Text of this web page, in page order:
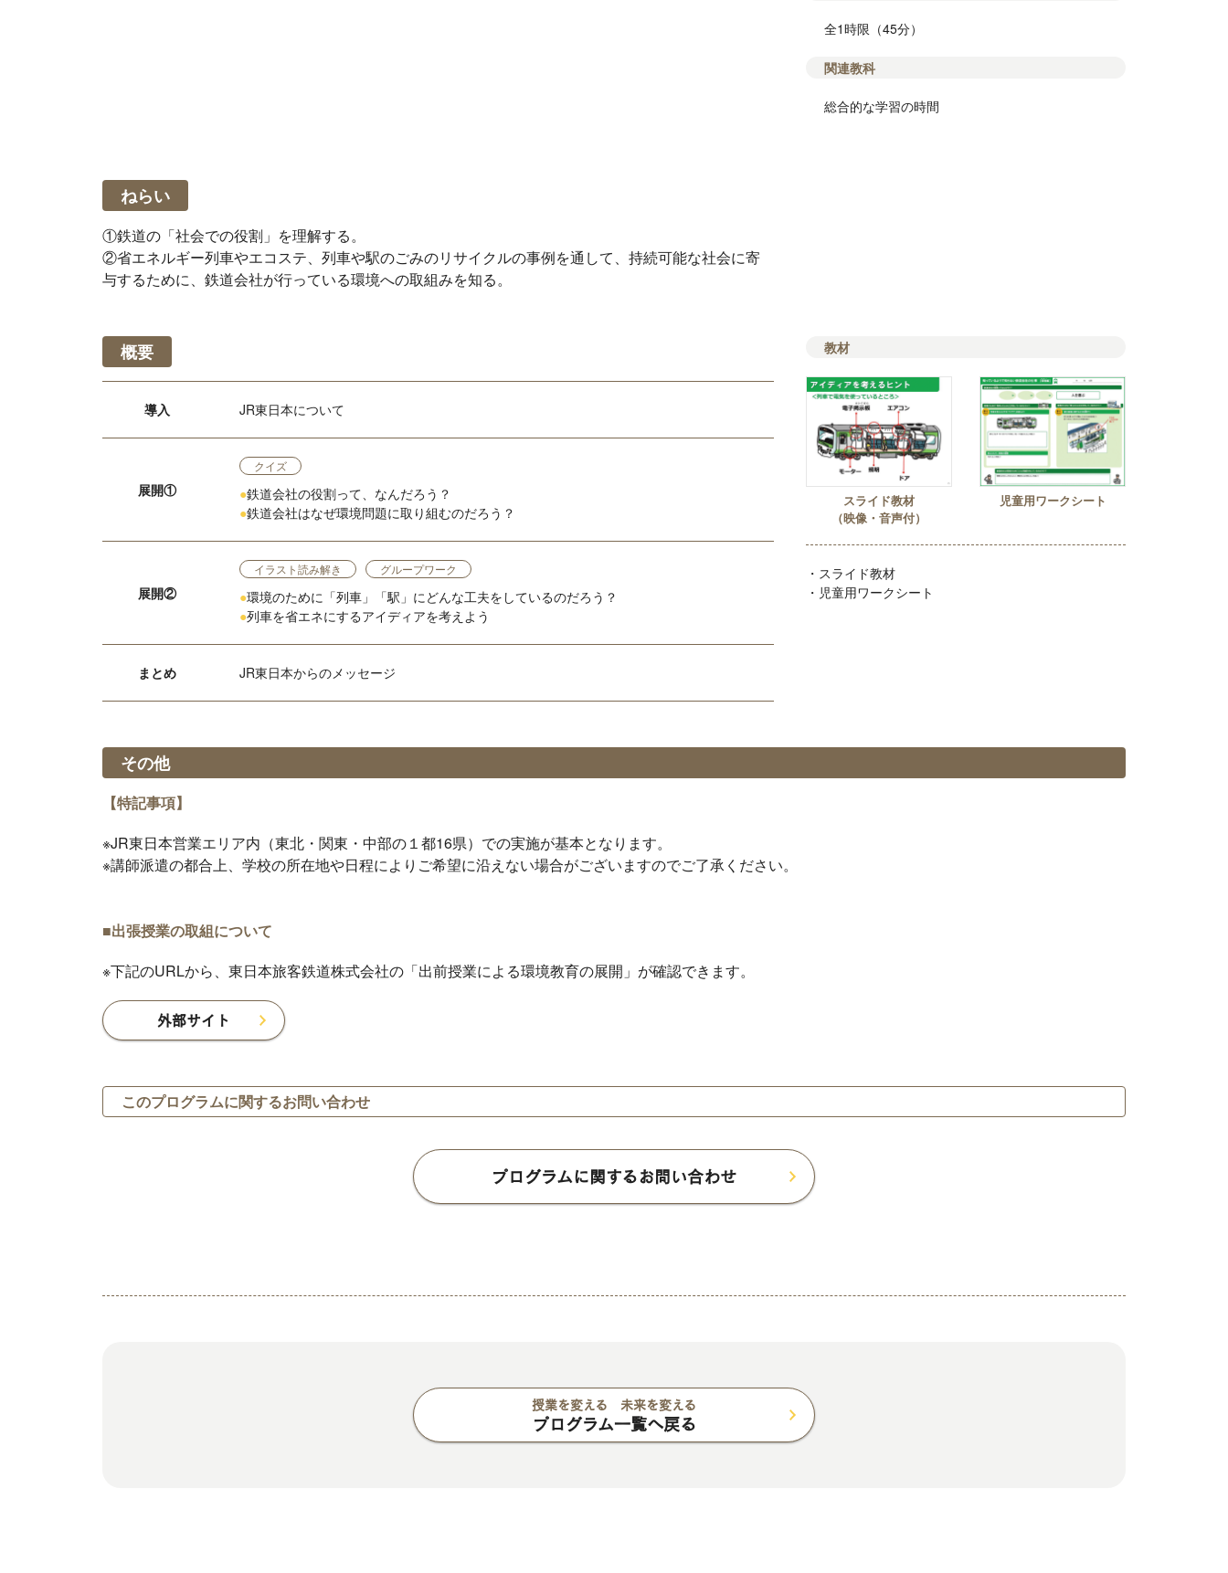
全1時限（45分）
関連教科
総合的な学習の時間
ねらい
①鉄道の「社会での役割」を理解する。
②省エネルギー列車やエコステ、列車や駅のごみのリサイクルの事例を通して、持続可能な社会に寄
与するために、鉄道会社が行っている環境への取組みを知る。
概要
導入 JR東日本について
展開①
クイズ
●鉄道会社の役割って、なんだろう？
●鉄道会社はなぜ環境問題に取り組むのだろう？
展開②
イラスト読み解き グループワーク
●環境のために「列車」「駅」にどんな工夫をしているのだろう？
●列車を省エネにするアイディアを考えよう
まとめ JR東日本からのメッセージ
教材
スライド教材
（映像・音声付）
児童用ワークシート
・スライド教材
・児童用ワークシート
その他
【特記事項】
※JR東日本営業エリア内（東北・関東・中部の１都16県）での実施が基本となります。
※講師派遣の都合上、学校の所在地や日程によりご希望に沿えない場合がございますのでご了承ください。
■出張授業の取組について
※下記のURLから、東日本旅客鉄道株式会社の「出前授業による環境教育の展開」が確認できます。
外部サイト
このプログラムに関するお問い合わせ
プログラムに関するお問い合わせ
授業を変える 未来を変える
プログラム一覧へ戻る